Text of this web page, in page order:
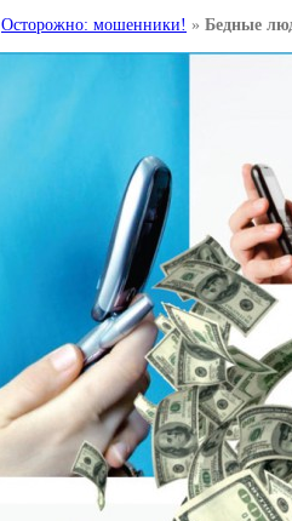
Осторожно: мошенники! » Бедные